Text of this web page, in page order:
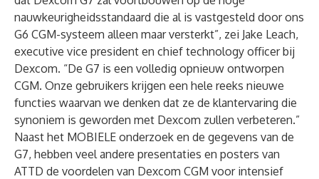
nauwkeurigheidsstandaard die al is vastgesteld door ons
G6 CGM-systeem alleen maar versterkt”, zei Jake Leach,
executive vice president en chief technology officer bij
Dexcom. “De G7 is een volledig opnieuw ontworpen
CGM. Onze gebruikers krijgen een hele reeks nieuwe
functies waarvan we denken dat ze de klantervaring die
synoniem is geworden met Dexcom zullen verbeteren.”
Naast het MOBIELE onderzoek en de gegevens van de
G7, hebben veel andere presentaties en posters van
ATTD de voordelen van Dexcom CGM voor intensief